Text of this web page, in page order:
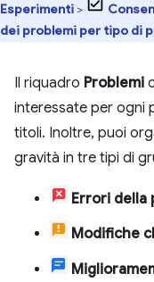
Esperimenti >
dei problemi per tipo di
Il riquadro Problemi
interessate per ogni
titoli. Inoltre, puoi
gravità in tre tipi di
Errori della
Modifiche